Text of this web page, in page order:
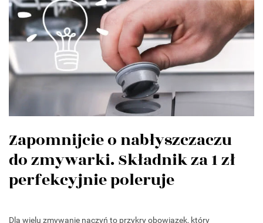
Zapomnijcie o nabłyszczaczu
do zmywarki. Składnik za 1 zł
perfekcyjnie poleruje
Dla wielu zmywanie naczyń to przykry obowiązek, który